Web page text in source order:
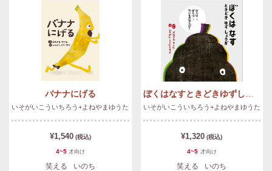
バナナにげる
いそがいこういちろう+よねやまゆうた
¥1,540 (税込)
4~5 才向け
笑える
いのち
いそがいこういちろう+よねやまゆうた
¥1,320 (税込)
4~5 才向け
笑える
いのち